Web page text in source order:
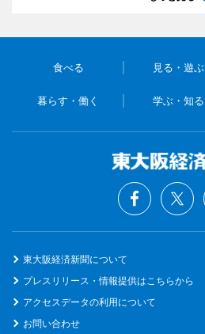
食べる 見る・遊ぶ
暮らす・働く 学ぶ・知る
東大阪経済新聞について
プレスリリース・情報提供はこちらから
アクセスデータの利用について
お問い合わせ